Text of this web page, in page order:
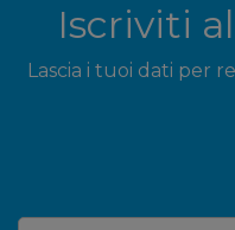
Iscriviti
Lascia i tuoi dati per